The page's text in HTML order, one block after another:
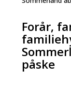
Forår,
påske